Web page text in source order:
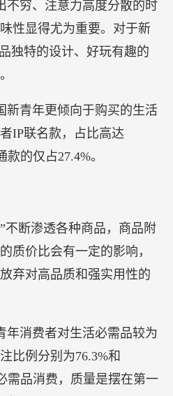
不穷、注意力高度分散的时
性显得尤为重要。对于新
独特的设计、好玩有趣的
新青年更倾向于购买的生活
IP联名款，占比高达
的仅占27.4%。
不断渗透各种商品，商品附
质价比会有一定的影响，
弃对高品质和强实用性的
年消费者对生活必需品较为
比例分别为76.3%和
需品消费，质量是摆在第一